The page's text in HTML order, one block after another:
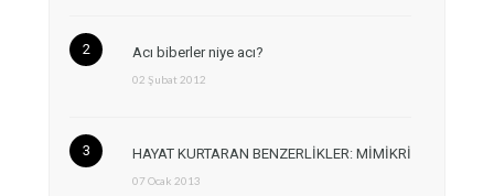
Acı biberler niye acı?
02 Şubat 2012
HAYAT KURTARAN BENZERLİKLER: MİMİKRİ
07 Ocak 2013